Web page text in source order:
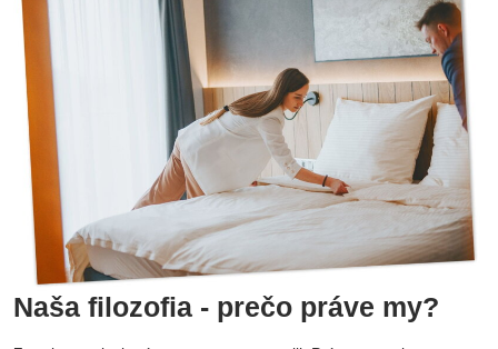
Naša filozofia - prečo práve my?